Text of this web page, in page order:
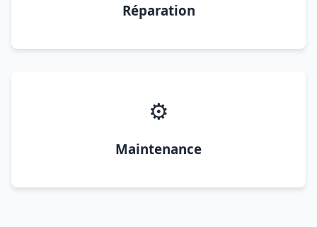
Réparation
⚙️
Maintenance